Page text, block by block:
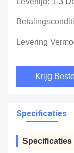
Levering
Krijg
Specificaties
Specificaties